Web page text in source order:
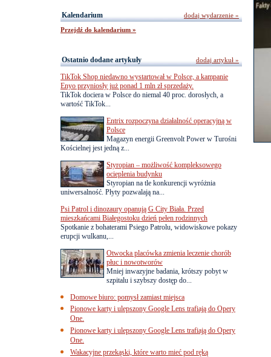
Kalendarium
Przejdź do kalendarium »
dodaj wydarzenie »
Ostatnio dodane artykuły
TikTok Shop niedawno wystartował w Polsce, a kampanie
Enyo przyniosły już ponad 1 mln zł sprzedaży.
TikTok dociera w Polsce do niemal 40 proc. dorosłych, a
wartość TikTok...
Entrix rozpoczyna działalność operacyjną w
Polsce
Magazyn energii Greenvolt Power w Turośni
Kościelnej jest jedną z...
Styropian – możliwość kompleksowego
ocieplenia budynku
Styropian na tle konkurencji wyróżnia
uniwersalność. Płyty pozwalają na...
Psi Patrol i dinozaury opanują G City Biała. Przed
mieszkańcami Białegostoku dzień pełen rodzinnych
Spotkanie z bohaterami Psiego Patrolu, widowiskowe pokazy
erupcji wulkanu,...
Otwocka placówka zmienia leczenie chorób
płuc i nowotworów
Mniej inwazyjne badania, krótszy pobyt w
szpitalu i szybszy dostęp do...
Domowe biuro: pomysł zamiast miejsca
Pionowe karty i ulepszony Google Lens trafiają do Opery
One.
Pionowe karty i ulepszony Google Lens trafiają do Opery
One.
Wakacyjne przekąski, które warto mieć pod ręką
dodaj artykuł »